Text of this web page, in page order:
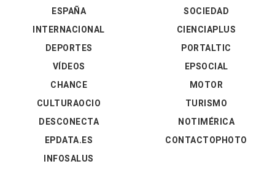
ESPAÑA
INTERNACIONAL
DEPORTES
VÍDEOS
SOCIEDAD
CIENCIAPLUS
PORTALTIC
EPSOCIAL
CHANCE
CULTURAOCIO
DESCONECTA
EPDATA.ES
INFOSALUS
MOTOR
TURISMO
NOTIMÉRICA
CONTACTOPHOTO